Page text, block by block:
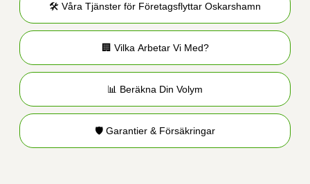
🛠️ Våra Tjänster för Företagsflyttar Oskarshamn
🏢 Vilka Arbetar Vi Med?
📊 Beräkna Din Volym
🛡️ Garantier & Försäkringar